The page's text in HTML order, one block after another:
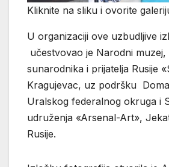
Kliknite na sliku i ovorite
U organizaciji ove uzbudljive
učestvovao je Narodni
sunarodnika i prijatelja Rusije
Kragujevac, uz podršku
Uralskog federalnog okruga i
udruženja «Arsenal-Art»,
Rusije.